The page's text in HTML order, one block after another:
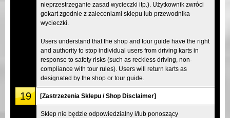
nieprzestrzeganie zasad wycieczki itp.). Użytkownik zwróci
gokart zgodnie z zaleceniami sklepu lub przewodnika
wycieczki.
Users understand that the shop and tour guide have the right
and authority to stop individual users from driving karts in
response to safety risks (such as reckless driving, non-
compliance with tour rules). Users will return karts as
designated by the shop or tour guide.
19 [Zastrzeżenia Sklepu / Shop Disclaimer]
Sklep nie będzie odpowiedzialny i/lub ponoszący